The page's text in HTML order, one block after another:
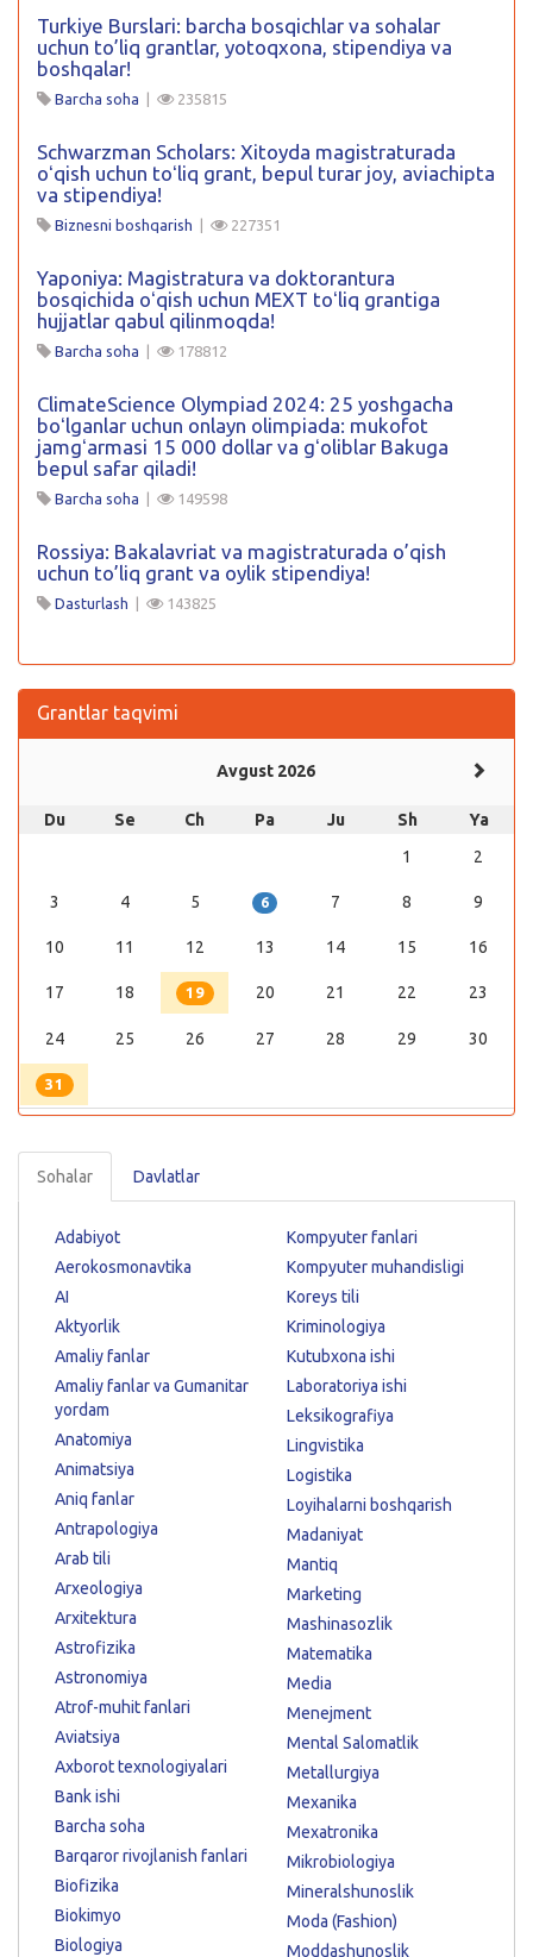
Turkiye Burslari: barcha bosqichlar va sohalar
uchun to’liq grantlar, yotoqxona, stipendiya va
boshqalar!
Barcha soha | 235815
Schwarzman Scholars: Xitoyda magistraturada
oʻqish uchun toʻliq grant, bepul turar joy, aviachipta
va stipendiya!
Biznesni boshqarish | 227351
Yaponiya: Magistratura va doktorantura
bosqichida oʻqish uchun MEXT toʻliq grantiga
hujjatlar qabul qilinmoqda!
Barcha soha | 178812
ClimateScience Olympiad 2024: 25 yoshgacha
boʻlganlar uchun onlayn olimpiada: mukofot
jamgʻarmasi 15 000 dollar va gʻoliblar Bakuga
bepul safar qiladi!
Barcha soha | 149598
Rossiya: Bakalavriat va magistraturada o’qish
uchun to’liq grant va oylik stipendiya!
Dasturlash | 143825
Grantlar taqvimi
Avgust 2026
Du Se Ch Pa Ju Sh
Ya
1
2
3 4 5 6 7 8 9
10 11 12 13 14 15 16
17 18 19 20 21 22 23
24 25 26 27 28 29 30
31
Sohalar Davlatlar
Adabiyot
Aerokosmonavtika
AI
Aktyorlik
Amaliy fanlar
Amaliy fanlar va Gumanitar
yordam
Anatomiya
Animatsiya
Aniq fanlar
Antrapologiya
Arab tili
Arxeologiya
Arxitektura
Astrofizika
Astronomiya
Atrof-muhit fanlari
Aviatsiya
Axborot texnologiyalari
Bank ishi
Barcha soha
Barqaror rivojlanish fanlari
Biofizika
Biokimyo
Biologiya
Kompyuter fanlari
Kompyuter muhandisligi
Koreys tili
Kriminologiya
Kutubxona ishi
Laboratoriya ishi
Leksikografiya
Lingvistika
Logistika
Loyihalarni boshqarish
Madaniyat
Mantiq
Marketing
Mashinasozlik
Matematika
Media
Menejment
Mental Salomatlik
Metallurgiya
Mexanika
Mexatronika
Mikrobiologiya
Mineralshunoslik
Moda (Fashion)
Moddashunoslik